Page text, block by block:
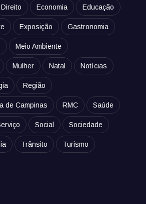
Direito Economia Educação
Exposição Gastronomia
Meio Ambiente
Mulher Natal Notícias
Região
de Campinas RMC Saúde
Social Sociedade
Trânsito Turismo